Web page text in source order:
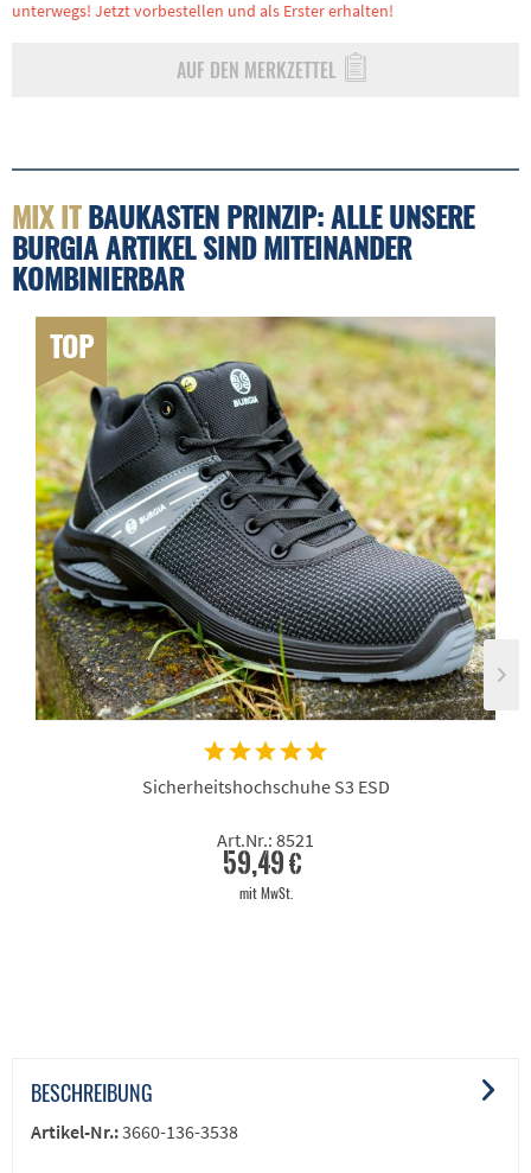
unterwegs! Jetzt vorbestellen und als Erster erhalten!
AUF DEN MERKZETTEL
MIX ITBAUKASTEN PRINZIP: ALLE UNSERE
BURGIA ARTIKEL SIND MITEINANDER
KOMBINIERBAR
TOP
Sicherheitshochschuhe S3 ESD
Art.Nr.: 8521
59,49 €
mit MwSt.
BESCHREIBUNG
Artikel-Nr.:3660-136-3538